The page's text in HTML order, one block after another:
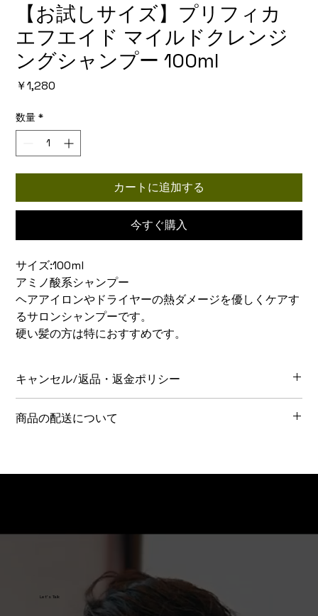
【お試しサイズ】プリフィカ
エフエイド マイルドクレンジ
ングシャンプー 100ml
￥1,280
数量 *
カートに追加する
今すぐ購入
サイズ:100ml
アミノ酸系シャンプー
ヘアアイロンやドライヤーの熱ダメージを優しくケアす
るサロンシャンプーです。
硬い髪の方は特におすすめです。
キャンセル/返品・返金ポリシー
い。
商品の配送について
す。
Let's Talk